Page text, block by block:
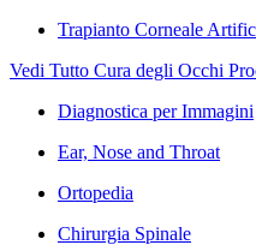
Trapianto Corneale
Vedi Tutto Cura degli Occhi
Diagnostica per Immagini
Ear, Nose and Throat
Ortopedia
Chirurgia Spinale